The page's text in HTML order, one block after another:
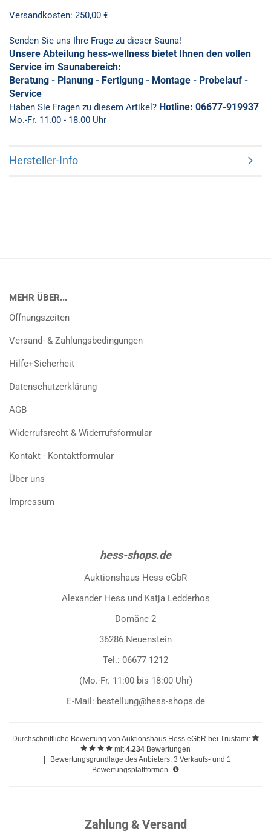
Versandkosten: 250,00 €
Senden Sie uns Ihre Frage zu dieser Sauna!
Unsere Abteilung hess-wellness bietet Ihnen den vollen
Service im Saunabereich:
Beratung - Planung - Fertigung - Montage - Probelauf -
Service
Haben Sie Fragen zu diesem Artikel? Hotline: 06677-919937
Mo.-Fr. 11.00 - 18.00 Uhr
Hersteller-Info
MEHR ÜBER...
Öffnungszeiten
Versand- & Zahlungsbedingungen
Hilfe+Sicherheit
Datenschutzerklärung
AGB
Widerrufsrecht & Widerrufsformular
Kontakt - Kontaktformular
Über uns
Impressum
hess-shops.de
Auktionshaus Hess eGbR
Alexander Hess und Katja Ledderhos
Domäne 2
36286 Neuenstein
Tel.: 06677 1212
(Mo.-Fr. 11:00 bis 18:00 Uhr)
E-Mail: bestellung@hess-shops.de
Durchschnittliche Bewertung von Auktionshaus Hess eGbR bei Trustami:
mit4.234 Bewertungen
Bewertungsgrundlage des Anbieters: 3 Verkaufs- und 1
Bewertungsplattformen
Zahlung & Versand